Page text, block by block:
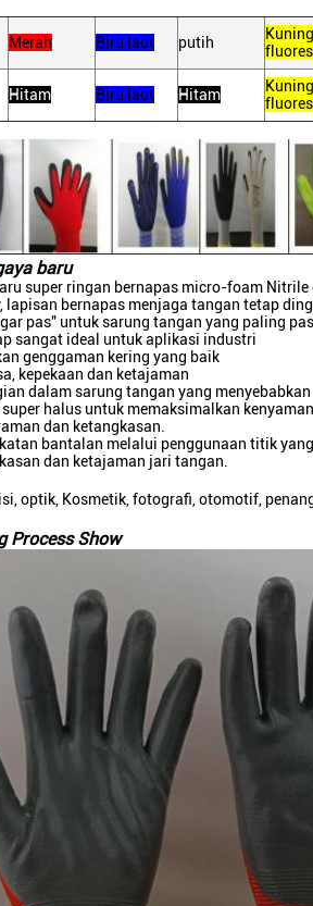
Merah Biru laut putih
Kuning
Hitam Biru laut Hitam
Kuning
baru
super ringan bernapas micro-foam
bernapas menjaga tangan tetap
pas" untuk sarung tangan yang paling pas
sangat ideal untuk aplikasi industri
genggaman kering yang baik
kepekaan dan ketajaman
dalam sarung tangan yang
halus untuk memaksimalkan
dan ketangkasan.
bantalan melalui penggunaan titik
dan ketajaman jari tangan.
optik, Kosmetik, fotografi, otomotif,
Process Show